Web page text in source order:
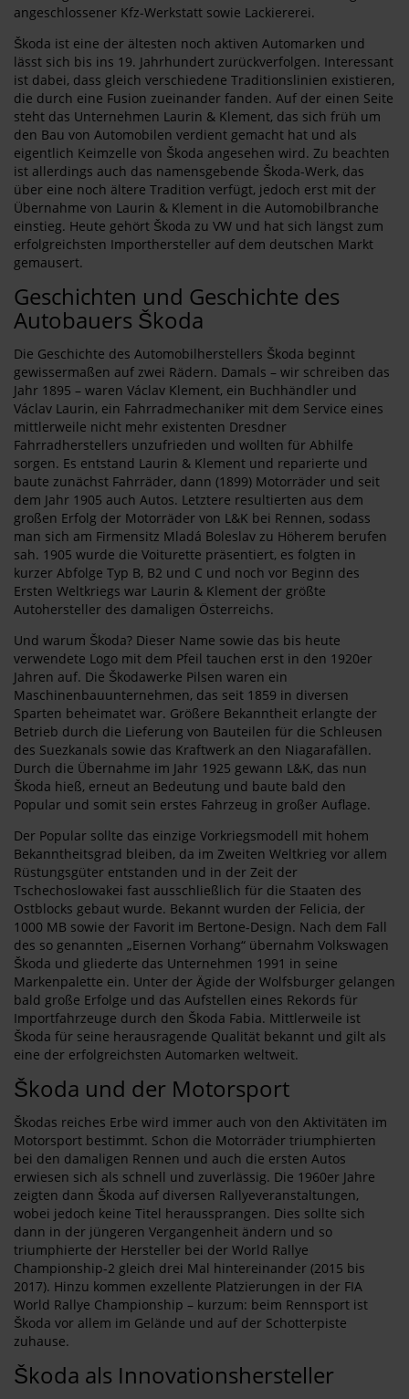
angeschlossener Kfz-Werkstatt sowie Lackiererei.
Škoda ist eine der ältesten noch aktiven Automarken und
lässt sich bis ins 19. Jahrhundert zurückverfolgen. Interessant
ist dabei, dass gleich verschiedene Traditionslinien existieren,
die durch eine Fusion zueinander fanden. Auf der einen Seite
steht das Unternehmen Laurin & Klement, das sich früh um
den Bau von Automobilen verdient gemacht hat und als
eigentlich Keimzelle von Škoda angesehen wird. Zu beachten
ist allerdings auch das namensgebende Škoda-Werk, das
über eine noch ältere Tradition verfügt, jedoch erst mit der
Übernahme von Laurin & Klement in die Automobilbranche
einstieg. Heute gehört Škoda zu VW und hat sich längst zum
erfolgreichsten Importhersteller auf dem deutschen Markt
gemausert.
Geschichten und Geschichte des
Autobauers Škoda
Die Geschichte des Automobilherstellers Škoda beginnt
gewissermaßen auf zwei Rädern. Damals – wir schreiben das
Jahr 1895 – waren Václav Klement, ein Buchhändler und
Václav Laurin, ein Fahrradmechaniker mit dem Service eines
mittlerweile nicht mehr existenten Dresdner
Fahrradherstellers unzufrieden und wollten für Abhilfe
sorgen. Es entstand Laurin & Klement und reparierte und
baute zunächst Fahrräder, dann (1899) Motorräder und seit
dem Jahr 1905 auch Autos. Letztere resultierten aus dem
großen Erfolg der Motorräder von L&K bei Rennen, sodass
man sich am Firmensitz Mladá Boleslav zu Höherem berufen
sah. 1905 wurde die Voiturette präsentiert, es folgten in
kurzer Abfolge Typ B, B2 und C und noch vor Beginn des
Ersten Weltkriegs war Laurin & Klement der größte
Autohersteller des damaligen Österreichs.
Und warum Škoda? Dieser Name sowie das bis heute
verwendete Logo mit dem Pfeil tauchen erst in den 1920er
Jahren auf. Die Škodawerke Pilsen waren ein
Maschinenbauunternehmen, das seit 1859 in diversen
Sparten beheimatet war. Größere Bekanntheit erlangte der
Betrieb durch die Lieferung von Bauteilen für die Schleusen
des Suezkanals sowie das Kraftwerk an den Niagarafällen.
Durch die Übernahme im Jahr 1925 gewann L&K, das nun
Škoda hieß, erneut an Bedeutung und baute bald den
Popular und somit sein erstes Fahrzeug in großer Auflage.
Der Popular sollte das einzige Vorkriegsmodell mit hohem
Bekanntheitsgrad bleiben, da im Zweiten Weltkrieg vor allem
Rüstungsgüter entstanden und in der Zeit der
Tschechoslowakei fast ausschließlich für die Staaten des
Ostblocks gebaut wurde. Bekannt wurden der Felicia, der
1000 MB sowie der Favorit im Bertone-Design. Nach dem Fall
des so genannten „Eisernen Vorhang“ übernahm Volkswagen
Škoda und gliederte das Unternehmen 1991 in seine
Markenpalette ein. Unter der Ägide der Wolfsburger gelangen
bald große Erfolge und das Aufstellen eines Rekords für
Importfahrzeuge durch den Škoda Fabia. Mittlerweile ist
Škoda für seine herausragende Qualität bekannt und gilt als
eine der erfolgreichsten Automarken weltweit.
Škoda und der Motorsport
Škodas reiches Erbe wird immer auch von den Aktivitäten im
Motorsport bestimmt. Schon die Motorräder triumphierten
bei den damaligen Rennen und auch die ersten Autos
erwiesen sich als schnell und zuverlässig. Die 1960er Jahre
zeigten dann Škoda auf diversen Rallyeveranstaltungen,
wobei jedoch keine Titel heraussprangen. Dies sollte sich
dann in der jüngeren Vergangenheit ändern und so
triumphierte der Hersteller bei der World Rallye
Championship-2 gleich drei Mal hintereinander (2015 bis
2017). Hinzu kommen exzellente Platzierungen in der FIA
World Rallye Championship – kurzum: beim Rennsport ist
Škoda vor allem im Gelände und auf der Schotterpiste
zuhause.
Škoda als Innovationshersteller